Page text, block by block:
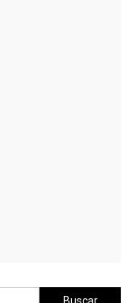
Buscar: